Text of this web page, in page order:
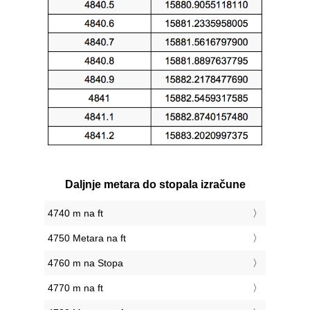
Daljnje metara do stopala izračune
4740 m na ft
4750 Metara na ft
4760 m na Stopa
4770 m na ft